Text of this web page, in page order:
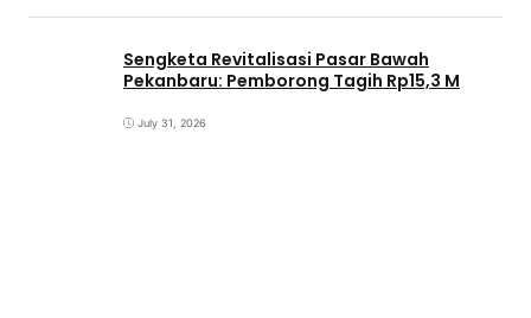
Sengketa Revitalisasi Pasar Bawah
Pekanbaru: Pemborong Tagih Rp15,3 M
July 31, 2026